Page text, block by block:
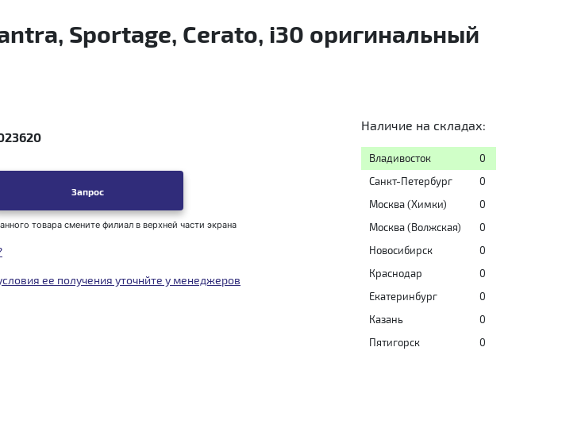
Sportage, Cerato, i30 оригинальный
Запрос
товара смените филиал в верхней части экрана
ее получения уточнйте у менеджеров
Наличие на складах:
Владивосток
0
Санкт-Петербург
0
Москва (Химки)
0
Москва (Волжская)
0
Новосибирск
0
Краснодар
0
Екатеринбург
0
Казань
0
Пятигорск
0